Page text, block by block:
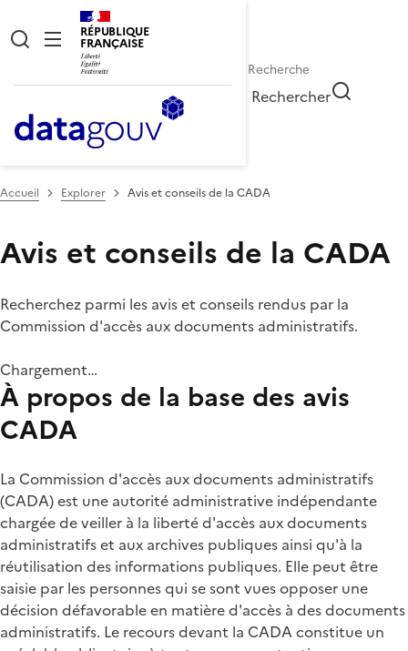
RÉPUBLIQUE
FRANÇAISE
Rechercher
Accueil Explorer Avis et conseils de la CADA
Avis et conseils de la CADA
Recherchez parmi les avis et conseils rendus par la
Commission d'accès aux documents administratifs.
Chargement…
À propos de la base des avis
CADA
La Commission d'accès aux documents administratifs
(CADA) est une autorité administrative indépendante
chargée de veiller à la liberté d'accès aux documents
administratifs et aux archives publiques ainsi qu'à la
réutilisation des informations publiques. Elle peut être
saisie par les personnes qui se sont vues opposer une
décision défavorable en matière d'accès à des documents
administratifs. Le recours devant la CADA constitue un